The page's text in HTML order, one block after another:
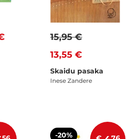
13,55 €
15,95 €
Skaidu pasaka
Inese Zandere
-20%